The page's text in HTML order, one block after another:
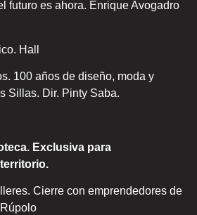
futuro es ahora. Enrique Avogadro
Hall
100 años de diseño, moda y
Sillas. Dir. Pinty Saba.
Exclusiva para
Cierre con emprendedores de